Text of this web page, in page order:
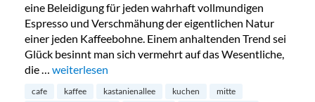
eine Beleidigung für jeden wahrhaft vollmundigen
Espresso und Verschmähung der eigentlichen Natur
einer jeden Kaffeebohne. Einem anhaltenden Trend sei
Glück besinnt man sich vermehrt auf das Wesentliche,
die … „Pro macchina da caffè Röststätte in Mitte“
weiterlesen
cafe kaffee kastanienallee kuchen
mitte